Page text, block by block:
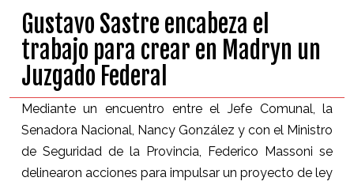
Gustavo Sastre encabeza el
trabajo para crear en Madryn un
Juzgado Federal
Mediante un encuentro entre el Jefe Comunal, la
Senadora Nacional, Nancy González y con el Ministro
de Seguridad de la Provincia, Federico Massoni se
delinearon acciones para impulsar un proyecto de ley